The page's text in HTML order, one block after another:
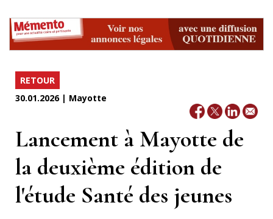
RETOUR
30.01.2026 | Mayotte
Lancement à Mayotte de
la deuxième édition de
l'étude Santé des jeunes